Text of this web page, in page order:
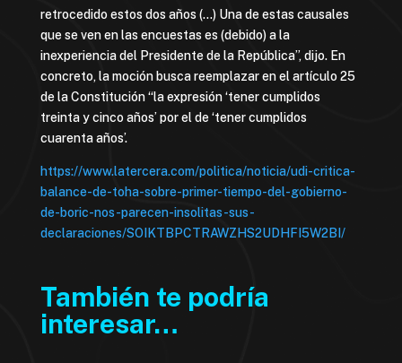
retrocedido estos dos años (…) Una de estas causales
que se ven en las encuestas es (debido) a la
inexperiencia del Presidente de la República”, dijo. En
concreto, la moción busca reemplazar en el artículo 25
de la Constitución “la expresión ‘tener cumplidos
treinta y cinco años’ por el de ‘tener cumplidos
cuarenta años’.
https://www.latercera.com/politica/noticia/udi-critica-
balance-de-toha-sobre-primer-tiempo-del-gobierno-
de-boric-nos-parecen-insolitas-sus-
declaraciones/SOIKTBPCTRAWZHS2UDHFI5W2BI/
También te podría
interesar…